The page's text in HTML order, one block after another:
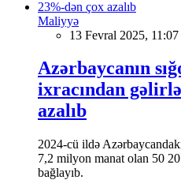
Maliyyə
13 Fevral 2025, 11:07
Azərbaycanın
ixracından
azalıb
2024-cü ildə
7,2 milyon manat olan 50
bağlayıb.